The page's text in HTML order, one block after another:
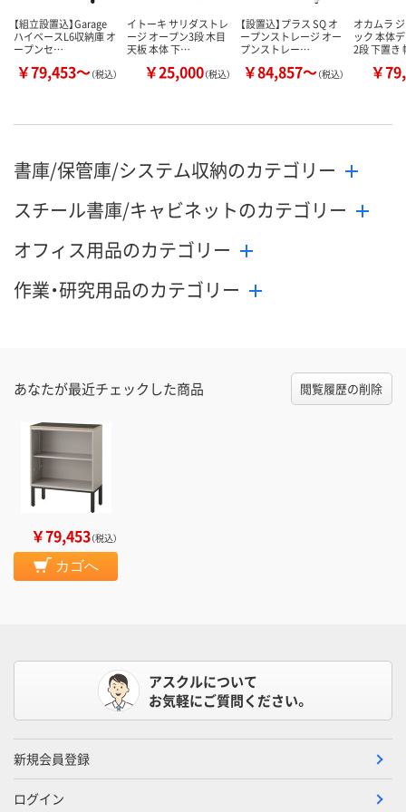
【組立設置込】Garage
ハイベースL6収納庫 オ
ープンセ…
￥79,453～（税込）
イトーキ サリダストレ
ージ オープン3段 木目
天板 本体 下…
￥25,000（税込）
【設置込】プラス SQ オ
ープンストレージ オー
プンストレー…
￥84,857～（税込）
オカムラ
ック 本体
2段 下置き
￥
書庫/保管庫/システム収納のカテゴリー
スチール書庫/キャビネットのカテゴリー
オフィス用品のカテゴリー
作業・研究用品のカテゴリー
あなたが最近チェックした商品 閲覧履歴の削除
￥79,453（税込）
カゴへ
アスクルについて
お気軽にご質問ください。
新規会員登録
ログイン